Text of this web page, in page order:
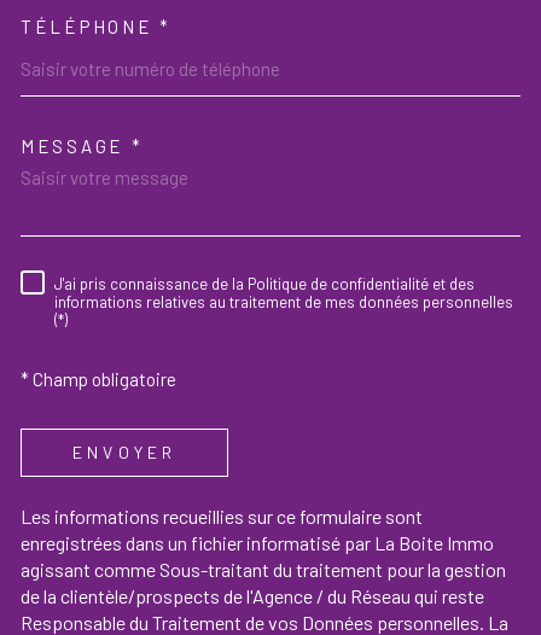
TÉLÉPHONE *
MESSAGE *
RÈGLEMENTATION
J'ai pris connaissance de la Politique de confidentialité et des
informations relatives au traitement de mes données personnelles
(*)
* Champ obligatoire
ENVOYER
Les informations recueillies sur ce formulaire sont
enregistrées dans un fichier informatisé par La Boite Immo
agissant comme Sous-traitant du traitement pour la gestion
de la clientèle/prospects de l'Agence / du Réseau qui reste
Responsable du Traitement de vos Données personnelles. La